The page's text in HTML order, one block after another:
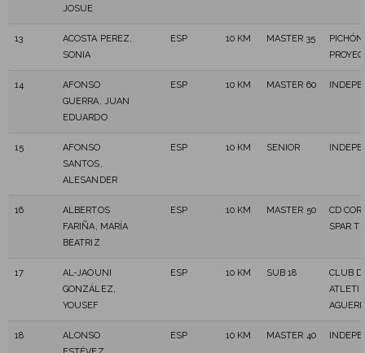
JOSUE
13
ACOSTA PEREZ,
SONIA
ESP 10 KM MASTER 35
14
AFONSO
GUERRA, JUAN
EDUARDO
ESP 10 KM MASTER 60
15
AFONSO
SANTOS,
ALESANDER
ESP 10 KM SENIOR
16
ALBERTOS
FARIÑA, MARÍA
BEATRIZ
ESP 10 KM MASTER 50
CD
SPAR
17
AL-JAOUNI
GONZÁLEZ,
YOUSEF
ESP 10 KM SUB 18
CLUB
AGUERE
18
ALONSO
ESP 10 KM MASTER 40